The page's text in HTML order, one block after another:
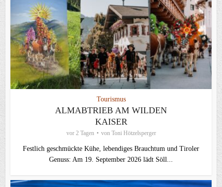
Tourismus
ALMABTRIEB AM WILDEN
KAISER
vor 2 Tagen von Toni Hötzelsperger
Festlich geschmückte Kühe, lebendiges Brauchtum und Tiroler
Genuss: Am 19. September 2026 lädt Söll...